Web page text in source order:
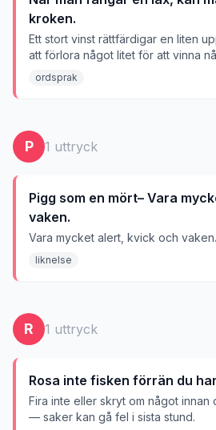
kroken.
Ett stort vinst rättfärdigar en liten
att förlora något litet för att vinna
ordsprak
P 1 uttryck
Pigg som en mört– Vara
vaken.
Vara mycket alert, kvick och vaken.
liknelse
R 1 uttryck
Rosa inte fisken förrän du
Fira inte eller skryt om något
— saker kan gå fel i sista stund.